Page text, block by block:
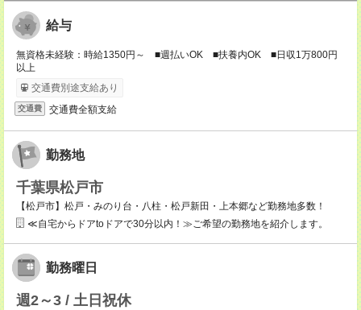
給与
無資格未経験：時給1350円～ ■週払いOK ■扶養内OK ■日収1万800円
以上
交通費別途支給あり
交通費 交通費全額支給
勤務地
千葉県松戸市
【松戸市】松戸・みのり台・八柱・松戸新田・上本郷など勤務地多数！
≪自宅からドアtoドアで30分以内！≫ご希望の勤務地を紹介します。
勤務曜日
週2～3 / 土日祝休